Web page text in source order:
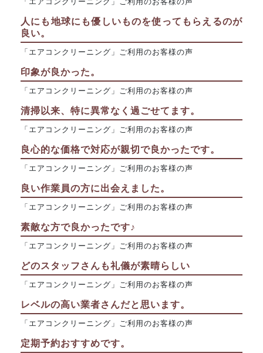
人にも地球にも優しいものを使ってもらえるのが
良い。
「エアコンクリーニング」ご利用のお客様の声
印象が良かった。
「エアコンクリーニング」ご利用のお客様の声
清掃以来、特に異常なく過ごせてます。
「エアコンクリーニング」ご利用のお客様の声
良心的な価格で対応が親切で良かったです。
「エアコンクリーニング」ご利用のお客様の声
良い作業員の方に出会えました。
「エアコンクリーニング」ご利用のお客様の声
素敵な方で良かったです♪
「エアコンクリーニング」ご利用のお客様の声
どのスタッフさんも礼儀が素晴らしい
「エアコンクリーニング」ご利用のお客様の声
レベルの高い業者さんだと思います。
「エアコンクリーニング」ご利用のお客様の声
定期予約おすすめです。